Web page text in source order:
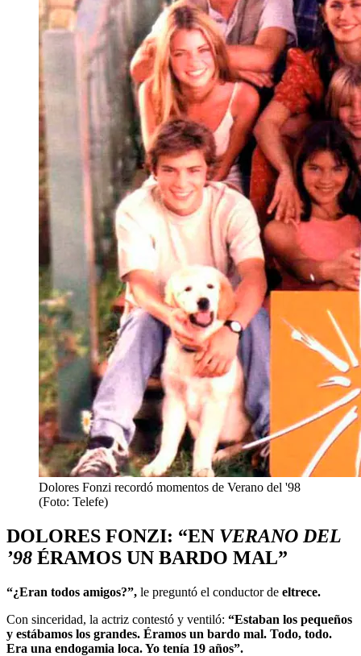
Dolores Fonzi recordó momentos de Verano del '98
(Foto: Telefe)
DOLORES FONZI: “EN VERANO DEL
’98 ÉRAMOS UN BARDO MAL”
“¿Eran todos amigos?”, le preguntó el conductor de eltrece.
Con sinceridad, la actriz contestó y ventiló: “Estaban los pequeños
y estábamos los grandes. Éramos un bardo mal. Todo, todo.
Era una endogamia loca. Yo tenía 19 años”.